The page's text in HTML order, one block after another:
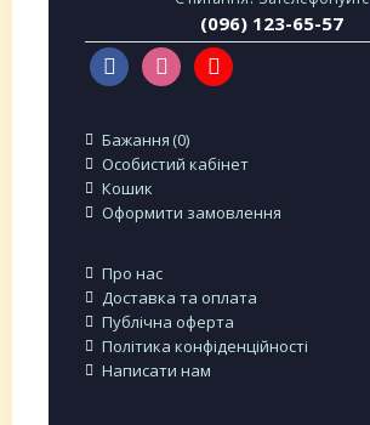
(096) 123-65-57
Бажання 0
Особистий кабінет
Кошик
Оформити замовлення
Про нас
Доставка та оплата
Публічна оферта
Політика конфіденційності
Написати нам